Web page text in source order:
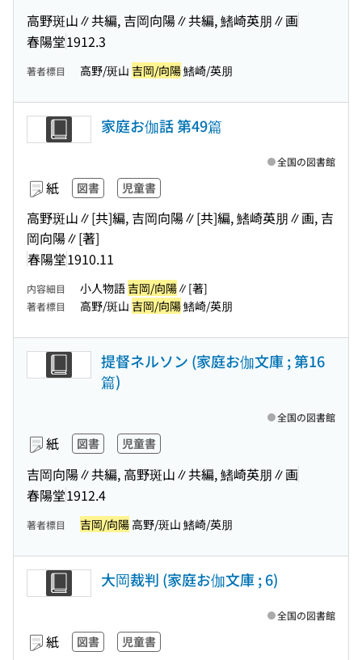
高野斑山∥共編, 吉岡向陽∥共編, 鰭崎英朋∥画
春陽堂1912.3
著者標目 高野/斑山 吉岡/向陽鰭崎/英朋
家庭お伽話 第49篇
紙 図書 児童書
高野斑山∥[共]編, 吉岡向陽∥[共]編, 鰭崎英朋∥画, 吉
岡向陽∥[著]
春陽堂1910.11
全国の図書館
内容細目 小人物語吉岡/向陽∥[著]
著者標目 高野/斑山 吉岡/向陽鰭崎/英朋
提督ネルソン (家庭お伽文庫 ; 第16
篇)
紙 図書 児童書
吉岡向陽∥共編, 高野斑山∥共編, 鰭崎英朋∥画
春陽堂1912.4
全国の図書館
著者標目 吉岡/向陽 高野/斑山 鰭崎/英朋
大岡裁判 (家庭お伽文庫 ; 6)
紙 図書 児童書
全国の図書館